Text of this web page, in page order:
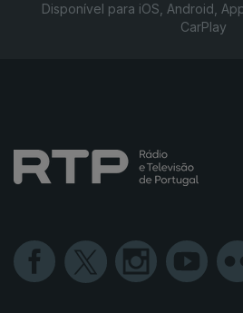
Disponível para iOS, Android,
CarPlay